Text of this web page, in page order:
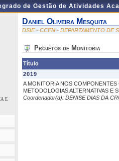
de Gestão de Atividades
E
Daniel Oliveira Mesquita
DSIE - CCEN - DEPARTAMENTO DE
Projetos de Monitoria
Título
2019
A MONITORIA NOS
METODOLOGIAS ALTERNATIVAS E
Coordenador(a): DENISE DIAS DA